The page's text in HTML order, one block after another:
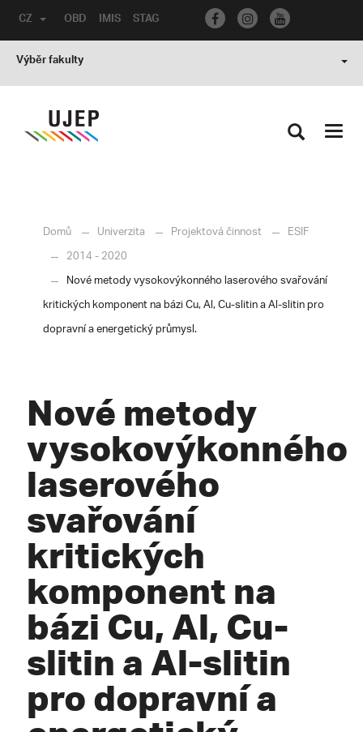
OBD IMIS STAG
CZ
Výběr fakulty
Domů Univerzita Projektová činnost
ESIF
2014 - 2020
Nové metody vysokovýkonného laserového svařování
kritických komponent na bázi Cu, Al, Cu-slitin a Al-slitin pro
dopravní a energetický průmysl.
Nové metody
vysokovýkonného
laserového
svařování
kritických
komponent na
bázi Cu, Al, Cu-
slitin a Al-slitin
pro dopravní a